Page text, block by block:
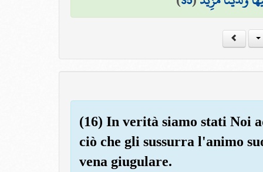
(16) In verità siamo stati Noi
ciò che gli sussurra l'animo
vena giugulare.